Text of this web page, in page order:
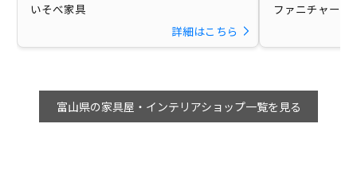
いそべ家具
詳細はこちら
ファニチャーパ
富山県の家具屋・インテリアショップ一覧を見る